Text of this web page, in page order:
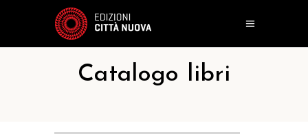
Catalogo libri